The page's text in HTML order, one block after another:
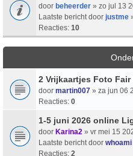
door beheerder » zo jul 13
Laatste bericht door justme
Reacties: 10
2 Vrijkaartjes Foto
door martin007 » za jun 06
Reacties: 0
1-5 juni 2026 online
door Karina2 » vr mei 15
Laatste bericht door whoami
Reacties: 2